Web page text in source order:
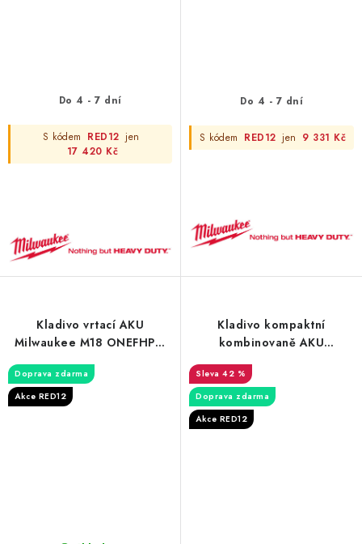
Do 4 - 7 dní
S kódem RED12 jen
17 420 Kč
Do 4 - 7 dní
S kódem RED12 jen 9 331 Kč
Kladivo vrtací AKU
Milwaukee M18 ONEFHPX-
802X
Doprava zdarma
Akce RED12
Kladivo kompaktní
kombinovaně AKU
Milwaukee M12 FHAC16-
42 %
Doprava zdarma
Akce RED12